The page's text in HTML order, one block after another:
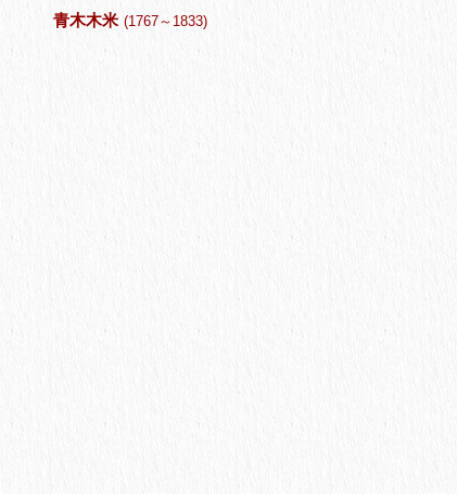
青木木米 (1767～1833)